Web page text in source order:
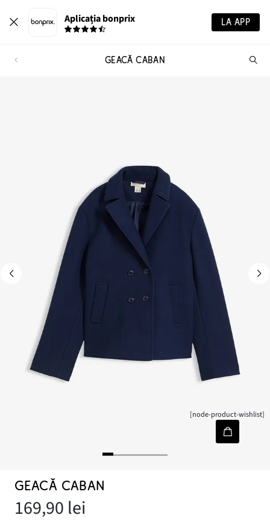
Aplicația bonprix LA APP
GEACĂ CABAN
[node-product-wishlist]
GEACĂ CABAN
169,90 lei